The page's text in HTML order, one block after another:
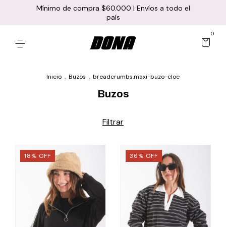
Mínimo de compra $60.000 | Envíos a todo el
país
0
Inicio . Buzos . breadcrumbs.maxi-buzo-cloe
Buzos
Filtrar
18% OFF 36% OFF